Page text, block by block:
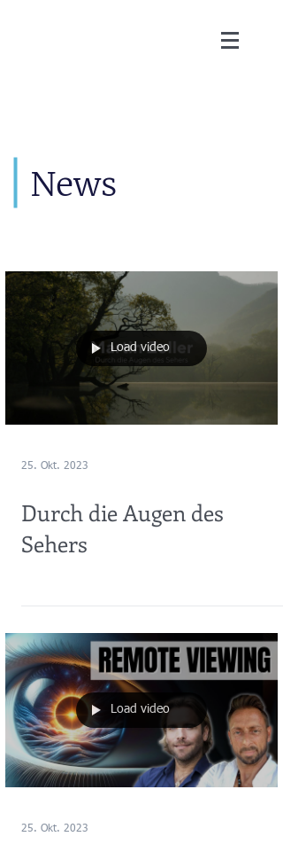
News
Load video
25. Okt. 2023
Durch die Augen des
Sehers
Load video
25. Okt. 2023